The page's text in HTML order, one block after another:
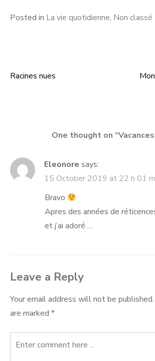
Posted in La vie quotidienne, Non classé
Post
Racines nues
One thought on “
Eleonore says:
15 October 2019 at 22 h 01
Bravo
Apres des années de
et j’ai adoré …
Leave a Reply
Your email address will not be published.
are marked *